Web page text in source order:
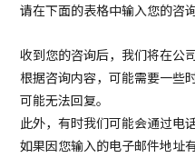
请在下面的表格中输入您的咨询
收到您的咨询后，我们将在公
根据咨询内容，可能需要一些
可能无法回复。
此外，有时我们可能会通过电
如果因您输入的电子邮件地址